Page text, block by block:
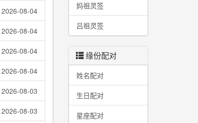
2026-08-04
2026-08-04
2026-08-04
2026-08-04
2026-08-03
2026-08-03
妈祖灵签
吕祖灵签
缘份配对
姓名配对
生日配对
星座配对